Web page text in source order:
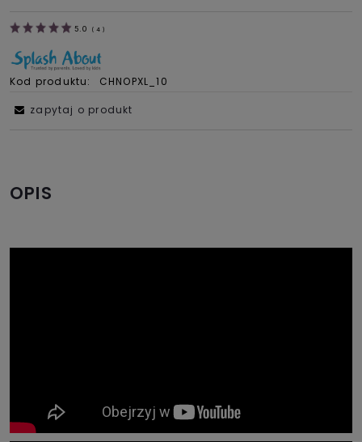
5.0 ( 4 )
Kod produktu: CHNOPXL_10
zapytaj o produkt
OPIS